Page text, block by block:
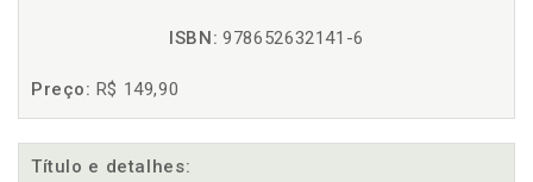
ISBN: 978652632141-6
Preço: R$ 149,90
Título e detalhes: